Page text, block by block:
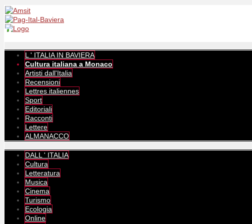
L ' ITALIA IN BAVIERA
Cultura italiana a Monaco
Artisti dall'Italia
Recensioni
Lettres italiennes
Sport
Editoriali
Racconti
Lettere
ALMANACCO
DALL ' ITALIA
Cultura
Letteratura
Musica
Cinema
Turismo
Ecologia
Online